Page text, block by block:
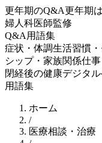
更年期のQ&A更年期
婦人科医師監修
Q&A 用語集
症状・体調生活習慣
シップ・家族関係仕
閉経後の健康デジタ
用語集
ホーム
/
医療相談・治療